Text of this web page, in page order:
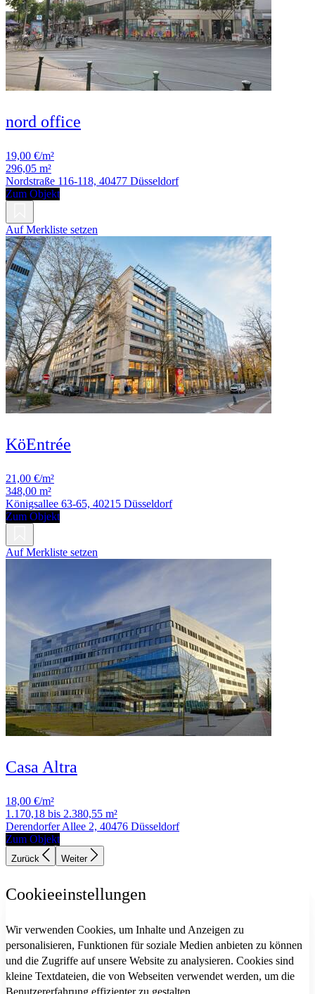
nord office
19,00 €/m²
296,05 m²
Nordstraße 116-118, 40477 Düsseldorf
Zum Objekt
Auf Merkliste setzen
KöEntrée
21,00 €/m²
348,00 m²
Königsallee 63-65, 40215 Düsseldorf
Zum Objekt
Auf Merkliste setzen
Casa Altra
18,00 €/m²
1.170,18 bis 2.380,55 m²
Derendorfer Allee 2, 40476 Düsseldorf
Zum Objekt
Zurück Weiter
Cookieeinstellungen
Wir verwenden Cookies, um Inhalte und Anzeigen zu
personalisieren, Funktionen für soziale Medien anbieten zu können
und die Zugriffe auf unsere Website zu analysieren. Cookies sind
kleine Textdateien, die von Webseiten verwendet werden, um die